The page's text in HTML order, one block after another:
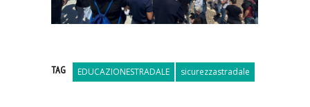
TAG EDUCAZIONESTRADALE sicurezzastradale